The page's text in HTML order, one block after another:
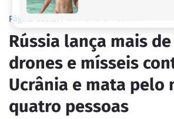
Página inicial
Rússia lança mais
drones e mísseis
Ucrânia e mata pelo
quatro pessoas